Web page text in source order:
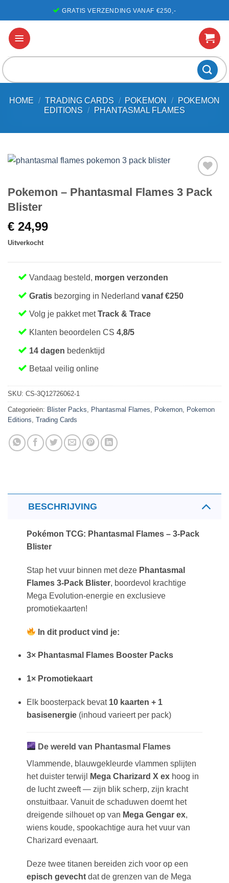
naar
inhoud
GRATIS VERZENDING VANAF €250,-
HOME / TRADING CARDS / POKEMON /
POKEMON
EDITIONS / PHANTASMAL FLAMES
Voeg toe
aan
Pokemon – Phantasmal Flames 3 Pack
Blister
€ 24,99
Uitverkocht
Vandaag besteld, morgen verzonden
Gratisbezorging in Nederland vanaf €250
Volg je pakket metTrack & Trace
Klanten beoordelen CS 4,8/5
14 dagen bedenktijd
Betaal veilig online
SKU: CS-3Q12726062-1
Categorieën: Blister Packs Phantasmal Flames Pokemon
Pokemon
Editions Trading Cards
BESCHRIJVING
Pokémon TCG: Phantasmal Flames – 3-Pack
Blister
Stap het vuur binnen met deze Phantasmal
Flames 3-Pack Blister, boordevol krachtige
Mega Evolution-energie en exclusieve
promotiekaarten!
In dit product vind je:
3× Phantasmal Flames Booster Packs
1× Promotiekaart
Elk boosterpack bevat 10 kaarten + 1
basisenergie(inhoud varieert per pack)
De wereld van Phantasmal Flames
Vlammende, blauwgekleurde vlammen splijten
het duister terwijl
Mega Charizard X exhoog in
de lucht zweeft — zijn blik scherp, zijn kracht
onstuitbaar. Vanuit de schaduwen doemt het
dreigende silhouet op van Mega Gengar ex,
wiens koude, spookachtige aura het vuur van
Charizard evenaart.
Deze twee titanen bereiden zich voor op een
episch gevechtdat de grenzen van de Mega